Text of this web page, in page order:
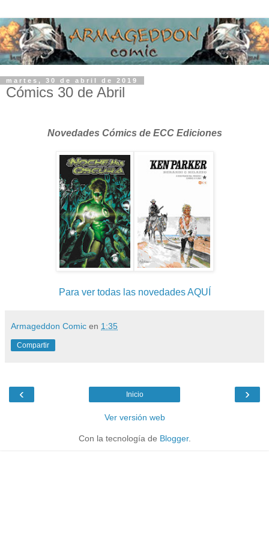
martes, 30 de abril de 2019
Cómics 30 de Abril
Novedades Cómics de ECC Ediciones
Para ver todas las novedades AQUÍ
Armageddon Comic en 1:35
Compartir
‹ ›
Inicio
Ver versión web
Con la tecnología de Blogger.